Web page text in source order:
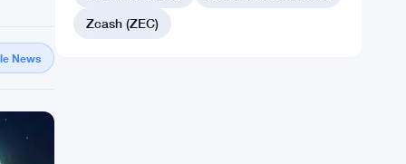
News
Zcash (ZEC)